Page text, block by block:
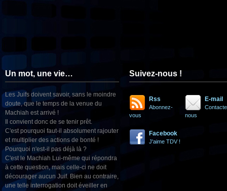
Un mot, une vie…
Les Juifs doivent savoir, sans le moindre
doute, que le temps de la venue du
Machiah est arrivé !
Il convient donc de se tenir prêt.
C'est pourquoi faut-il absolument rajouter
et multiplier des actions de bonté !
Pourquoi n'est-il pas déjà là ?
C'est le Machiah Lui-même qui répondra
à cette question, mais celle-ci ne doit
décourager aucun Juif. Bien au contraire,
une telle interrogation doit éveiller en
Suivez-nous !
Rss
Abonnez-
vous
E-mail
nous
Facebook
J'aime TDV !